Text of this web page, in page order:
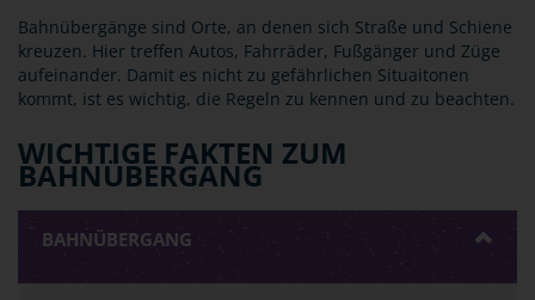
Bahnübergänge sind Orte, an denen sich Straße und Schiene
kreuzen. Hier treffen Autos, Fahrräder, Fußgänger und Züge
aufeinander. Damit es nicht zu gefährlichen Situaitonen
kommt, ist es wichtig, die Regeln zu kennen und zu beachten.
WICHTIGE FAKTEN ZUM
BAHNÜBERGANG
BAHNÜBERGANG